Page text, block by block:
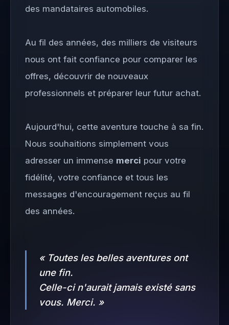
des mandataires automobiles.
Au fil des années, des milliers de visiteurs
nous ont fait confiance pour comparer les
offres, découvrir de nouveaux
professionnels et préparer leur futur achat.
Aujourd'hui, cette aventure touche à sa fin.
Nous souhaitions simplement vous
adresser un immense merci pour votre
fidélité, votre confiance et tous les
messages d'encouragement reçus au fil
des années.
« Toutes les belles aventures ont
une fin.
Celle-ci n'aurait jamais existé sans
vous. Merci. »